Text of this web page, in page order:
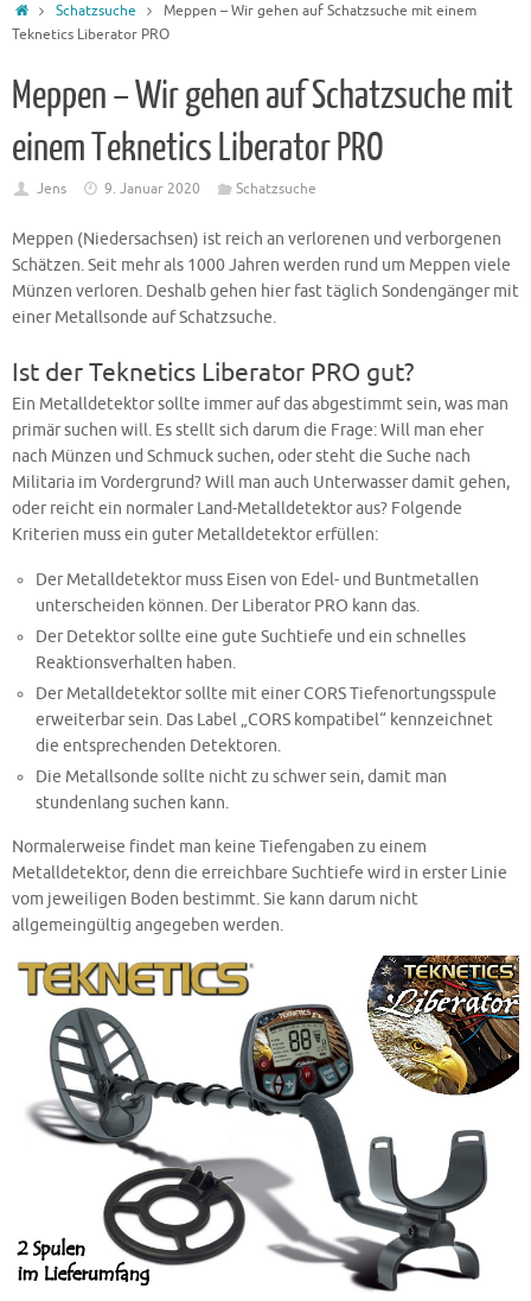
Schatzsuche
Meppen – Wir gehen auf Schatzsuche mit einem
Teknetics Liberator PRO
Meppen – Wir gehen auf Schatzsuche mit
einem Teknetics Liberator PRO
Jens 9. Januar 2020 Schatzsuche
Meppen (Niedersachsen) ist reich an verlorenen und verborgenen
Schätzen. Seit mehr als 1000 Jahren werden rund um Meppen viele
Münzen verloren. Deshalb gehen hier fast täglich Sondengänger mit
einer Metallsonde auf Schatzsuche.
Ist der Teknetics Liberator PRO gut?
Ein Metalldetektor sollte immer auf das abgestimmt sein, was man
primär suchen will. Es stellt sich darum die Frage: Will man eher
nach Münzen und Schmuck suchen, oder steht die Suche nach
Militaria im Vordergrund? Will man auch Unterwasser damit gehen,
oder reicht ein normaler Land-Metalldetektor aus? Folgende
Kriterien muss ein guter Metalldetektor erfüllen:
Der Metalldetektor muss Eisen von Edel- und Buntmetallen
unterscheiden können. Der Liberator PRO kann das.
Der Detektor sollte eine gute Suchtiefe und ein schnelles
Reaktionsverhalten haben.
Der Metalldetektor sollte mit einer CORS Tiefenortungsspule
erweiterbar sein. Das Label „CORS kompatibel“ kennzeichnet
die entsprechenden Detektoren.
Die Metallsonde sollte nicht zu schwer sein, damit man
stundenlang suchen kann.
Normalerweise findet man keine Tiefengaben zu einem
Metalldetektor, denn die erreichbare Suchtiefe wird in erster Linie
vom jeweiligen Boden bestimmt. Sie kann darum nicht
allgemeingültig angegeben werden.